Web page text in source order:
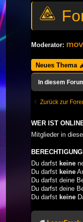
Moderator:
Neues Thema
In diesem
Zurück zur
WER IST
Mitglieder in
Du darfst keine
Du darfst keine
Du darfst deine
Du darfst deine
Du darfst keine